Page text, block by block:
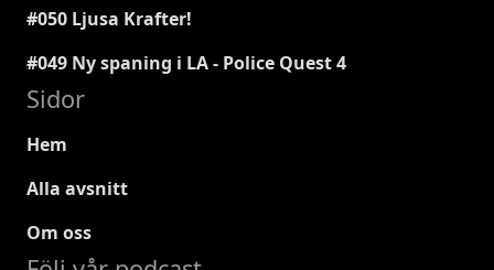
#050 Ljusa Krafter!
#049 Ny spaning i LA - Police Quest 4
Sidor
Hem
Alla avsnitt
Om oss